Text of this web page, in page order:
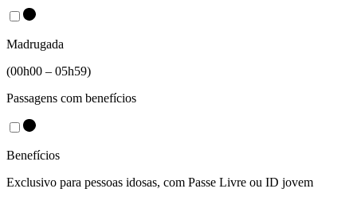
Madrugada
(00h00 – 05h59)
Passagens com benefícios
Benefícios
Exclusivo para pessoas idosas, com Passe Livre ou ID jovem